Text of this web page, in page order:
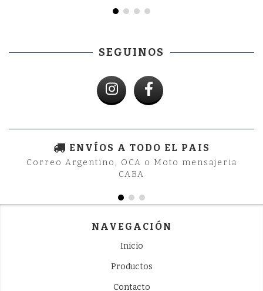
SEGUINOS
ENVÍOS A TODO EL PAIS
Correo Argentino, OCA o Moto mensajeria
CABA
NAVEGACIÓN
Inicio
Productos
Contacto